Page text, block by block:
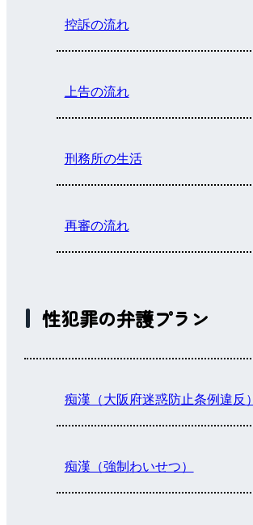
控訴の流れ
上告の流れ
刑務所の生活
再審の流れ
性犯罪の弁護プラン
痴漢（大阪府迷惑防止条例違反）
痴漢（強制わいせつ）